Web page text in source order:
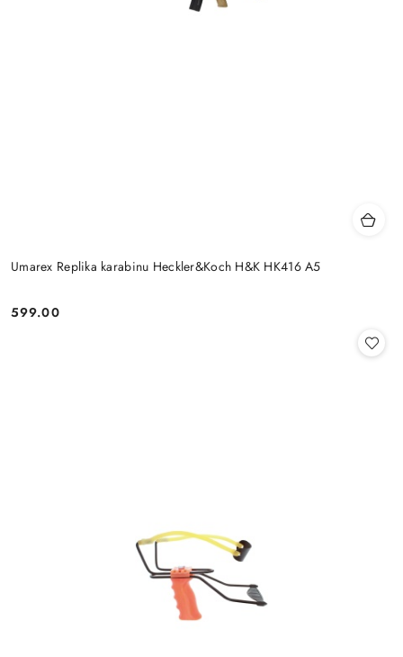
Umarex Replika karabinu Heckler&Koch H&K HK416 A5
Cena:
599.00